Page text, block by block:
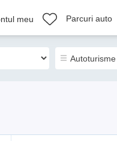
meu Parcuri auto